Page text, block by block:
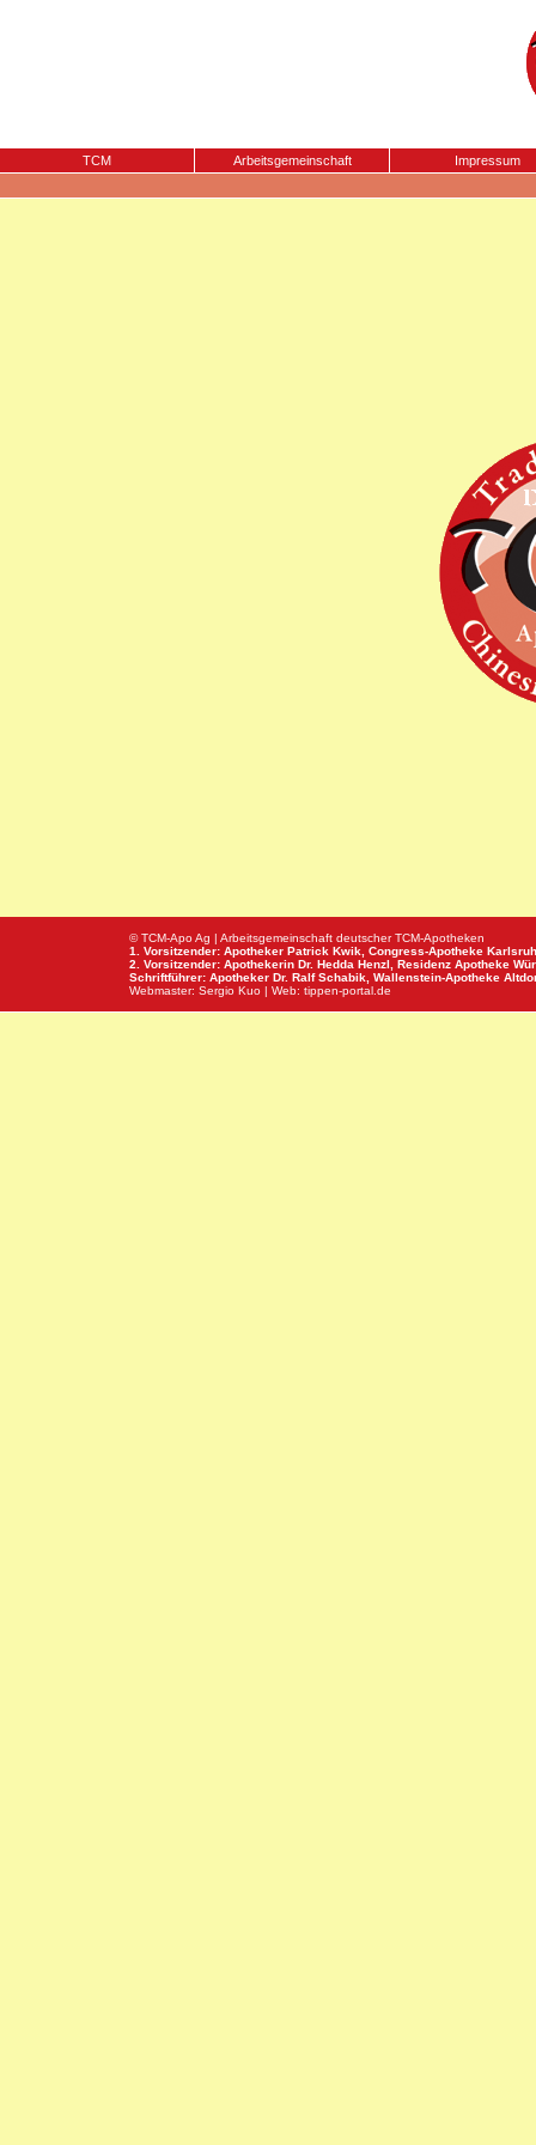
TCM Arbeitsgemeinschaft Impressum
© TCM-Apo Ag | Arbeitsgemeinschaft deutscher TCM-Apotheken
1. Vorsitzender: Apotheker Patrick Kwik, Congress-Apotheke
2. Vorsitzender: Apothekerin Dr. Hedda Henzl, Residenz Apotheke
Schriftführer: Apotheker Dr. Ralf Schabik, Wallenstein-Apotheke
Webmaster: Sergio Kuo | Web: tippen-portal.de